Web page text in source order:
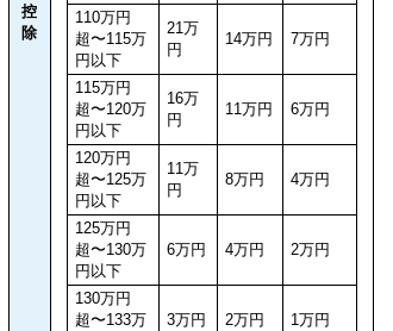
控
除
110万円
超〜115万
円以下
21万
円
14万円 7万円
115万円
超〜120万
円以下
16万
円
11万円 6万円
120万円
超〜125万
円以下
11万
円
8万円 4万円
125万円
超〜130万
円以下
6万円 4万円 2万円
130万円
超〜133万
3万円 2万円 1万円